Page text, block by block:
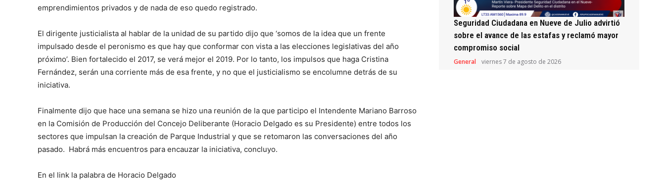
b
a
a
r
a
emprendimientos privados y de nada de eso quedo registrado.
El dirigente justicialista al hablar de la unidad de su partido dijo que ‘somos de la idea que un frente
impulsado desde el peronismo es que hay que conformar con vista a las elecciones legislativas del año
próximo’. Bien fortalecido el 2017, se verá mejor el 2019. Por lo tanto, los impulsos que haga Cristina
Fernández, serán una corriente más de esa frente, y no que el justicialismo se encolumne detrás de su
iniciativa.
Finalmente dijo que hace una semana se hizo una reunión de la que participo el Intendente Mariano Barroso
en la Comisión de Producción del Concejo Deliberante (Horacio Delgado es su Presidente) entre todos los
sectores que impulsan la creación de Parque Industrial y que se retomaron las conversaciones del año
pasado. Habrá más encuentros para encauzar la iniciativa, concluyo.
En el link la palabra de Horacio Delgado
Seguridad Ciudadana en Nueve de Julio advirtió
sobre el avance de las estafas y reclamó mayor
compromiso social
General viernes 7 de agosto de 2026